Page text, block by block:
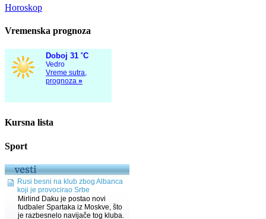
Horoskop
Vremenska prognoza
Kursna lista
Sport